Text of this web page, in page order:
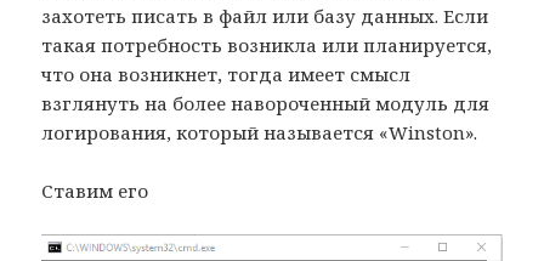
захотеть писать в файл или базу данных. Если
такая потребность возникла или планируется,
что она возникнет, тогда имеет смысл
взглянуть на более навороченный модуль для
логирования, который называется «Winston».
Ставим его